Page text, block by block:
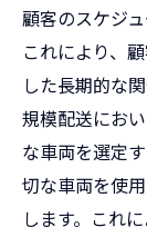
顧客のスケジ
これにより、
した長期的な
規模配送にお
な車両を選定
切な車両を使
します。これ